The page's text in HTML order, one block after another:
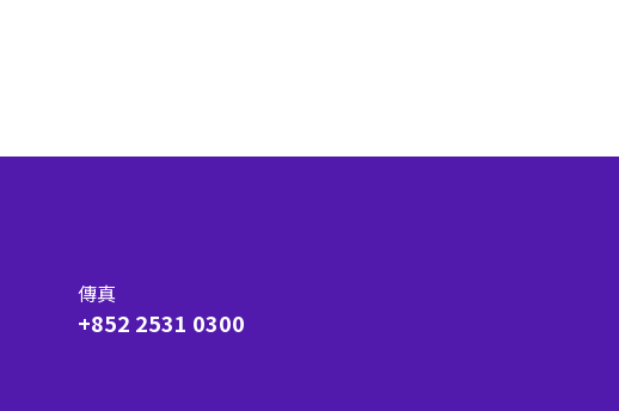
傳真
+852 2531 0300